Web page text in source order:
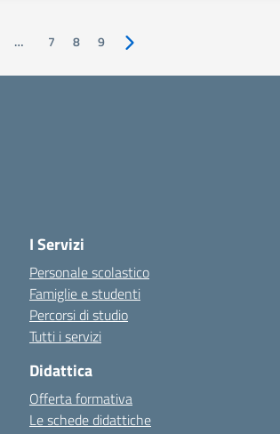
… 7 8 9 Pagina successiva
I Servizi
Personale scolastico
Famiglie e studenti
Percorsi di studio
Tutti i servizi
Didattica
Offerta formativa
Le schede didattiche